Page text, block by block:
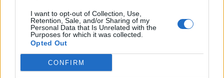
I want to opt-out of Collection, Use,
Retention, Sale, and/or Sharing of my
Personal Data that Is Unrelated with the
Purposes for which it was collected.
Opted Out
CONFIRM
Pourquoi le bouton start/stop disparaît
des voitures électriques
Auto Pour Vous